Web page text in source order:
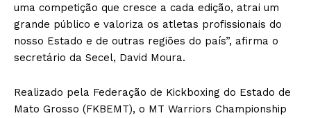
uma competição que cresce a cada edição, atrai um
grande público e valoriza os atletas profissionais do
nosso Estado e de outras regiões do país”, afirma o
secretário da Secel, David Moura.
Realizado pela Federação de Kickboxing do Estado de
Mato Grosso (FKBEMT), o MT Warriors Championship